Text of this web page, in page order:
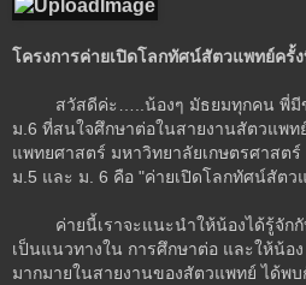
โครงการค่ายเปิดโลกทัศน์สัตวแพทย์ครั้
สวัสดีค่ะ…..น้องๆ มัธยมทุกคน พี่มีข่
ม.6 ที่สนใจศึกษาต่อในสายงานสัตวแพท
แพทยศาสตร์ มหาวิทยาลัยเกษตรศาสต
ม.5 และ ม. 6 คือ "ค่ายเปิดโลกทัศน์สัตว
ค่ายนี้เราจะแนะนำให้น้องได้รู้จักกั
เป็นแนวทางใน การศึกษาต่อ และให้น้อ
มากมายในสายงานของสัตวแพทย์ ได้พ